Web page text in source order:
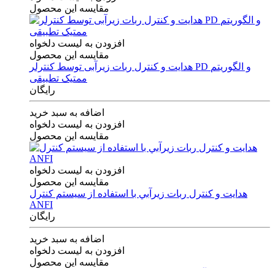
مقایسه این محصول
افزودن به لیست دلخواه
مقایسه این محصول
هدایت و کنترل ربات زیرآبی توسط کنترلر PD و الگوریتم
ممتیک تطبیقی
رایگان
اضافه به سبد خرید
افزودن به لیست دلخواه
مقایسه این محصول
افزودن به لیست دلخواه
مقایسه این محصول
هدايت و كنترل ربات زيرآبي با استفاده از سيستم كنترل
ANFI
رایگان
اضافه به سبد خرید
افزودن به لیست دلخواه
مقایسه این محصول